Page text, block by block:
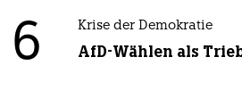
6 Krise der Demokratie
AfD-Wählen als